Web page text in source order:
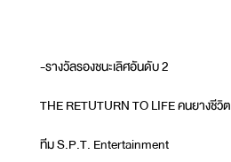
-รางวัลรองชนะเลิศอันดับ 2
THE RETUTURN TO LIFE คนยางชีวิต
ทีม S.P.T. Entertainment